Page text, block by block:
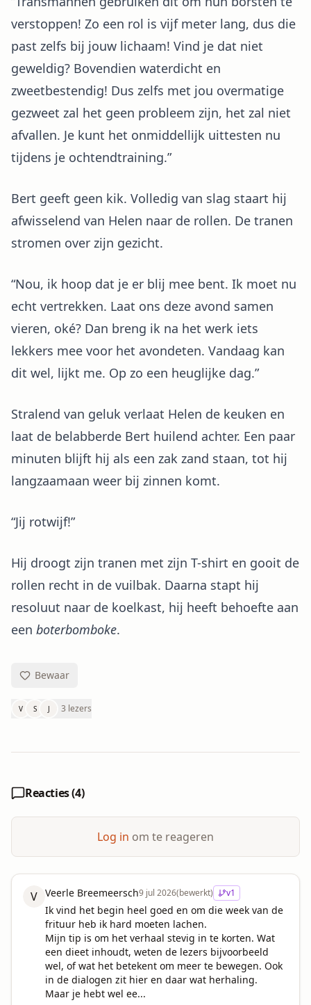
verstoppen! Zo een rol is vijf meter lang, dus die
past zelfs bij jouw lichaam! Vind je dat niet
geweldig? Bovendien waterdicht en
zweetbestendig! Dus zelfs met jou overmatige
gezweet zal het geen probleem zijn, het zal niet
afvallen. Je kunt het onmiddellijk uittesten nu
tijdens je ochtendtraining.”
Bert geeft geen kik. Volledig van slag staart hij
afwisselend van Helen naar de rollen. De tranen
stromen over zijn gezicht.
“Nou, ik hoop dat je er blij mee bent. Ik moet nu
echt vertrekken. Laat ons deze avond samen
vieren, oké? Dan breng ik na het werk iets
lekkers mee voor het avondeten. Vandaag kan
dit wel, lijkt me. Op zo een heuglijke dag.”
Stralend van geluk verlaat Helen de keuken en
laat de belabberde Bert huilend achter. Een paar
minuten blijft hij als een zak zand staan, tot hij
langzaamaan weer bij zinnen komt.
“Jij rotwijf!”
Hij droogt zijn tranen met zijn T-shirt en gooit de
rollen recht in de vuilbak. Daarna stapt hij
resoluut naar de koelkast, hij heeft behoefte aan
een boterbomboke.
Bewaar
V S J 3 lezers
Reacties (4)
Log in om te reageren
V Veerle Breemeersch9 jul 2026(bewerkt) v1
Ik vind het begin heel goed en om die week van de
frituur heb ik hard moeten lachen.
Mijn tip is om het verhaal stevig in te korten. Wat
een dieet inhoudt, weten de lezers bijvoorbeeld
wel, of wat het betekent om meer te bewegen. Ook
in de dialogen zit hier en daar wat herhaling.
Maar je hebt wel ee...